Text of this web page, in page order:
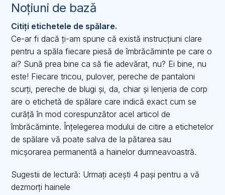
Noțiuni de bază
Citiți etichetele de spălare.
Ce-ar fi dacă ți-am spune că există instrucțiuni clare
pentru a spăla fiecare piesă de îmbrăcăminte pe care o
ai? Sună prea bine ca să fie adevărat, nu? Ei bine, nu
este! Fiecare tricou, pulover, pereche de pantaloni
scurți, pereche de blugi și, da, chiar și lenjeria de corp
are o etichetă de spălare care indică exact cum se
curăță în mod corespunzător acel articol de
îmbrăcăminte. Înțelegerea modului de citire a etichetelor
de spălare vă poate salva de la pătarea sau
micșorarea permanentă a hainelor dumneavoastră.
Sugestii de lectură: Urmați acești 4 pași pentru a vă
dezmorți hainele